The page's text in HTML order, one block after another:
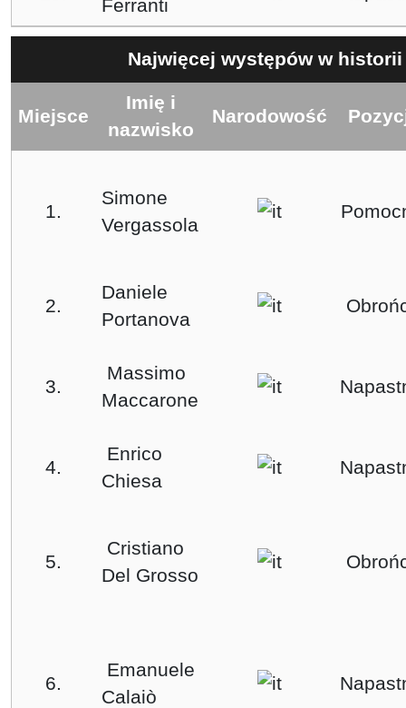
Ferranti
Najwięcej występów w historii
Miejsce
Imię i
nazwisko
Narodowość
1.
Simone
Vergassola
2.
Daniele
Portanova
3.
Massimo
Maccarone
4.
Enrico
Chiesa
5.
Cristiano
Del Grosso
6.
Emanuele
Calaiò